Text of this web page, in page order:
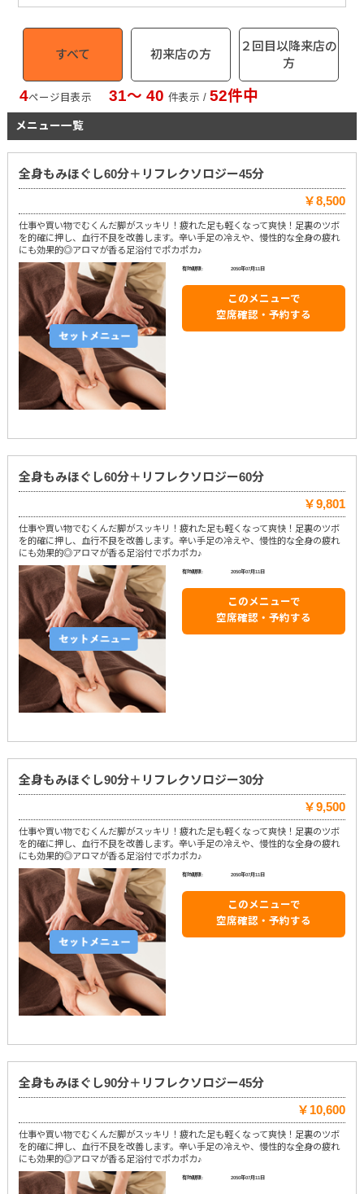
すべて 初来店の方
２回目以降来店の
方
4ページ目表示 31〜 40 件表示 / 52件中
メニュー一覧
全身もみほぐし60分＋リフレクソロジー45分
￥8,500
仕事や買い物でむくんだ脚がスッキリ！疲れた足も軽くなって爽快！足裏のツボ
を的確に押し、血行不良を改善します。辛い手足の冷えや、慢性的な全身の疲れ
にも効果的◎アロマが香る足浴付でポカポカ♪
有効期限: 2050年07月11日
このメニューで
空席確認・予約する
全身もみほぐし60分＋リフレクソロジー60分
￥9,801
仕事や買い物でむくんだ脚がスッキリ！疲れた足も軽くなって爽快！足裏のツボ
を的確に押し、血行不良を改善します。辛い手足の冷えや、慢性的な全身の疲れ
にも効果的◎アロマが香る足浴付でポカポカ♪
有効期限: 2050年07月11日
このメニューで
空席確認・予約する
全身もみほぐし90分＋リフレクソロジー30分
￥9,500
仕事や買い物でむくんだ脚がスッキリ！疲れた足も軽くなって爽快！足裏のツボ
を的確に押し、血行不良を改善します。辛い手足の冷えや、慢性的な全身の疲れ
にも効果的◎アロマが香る足浴付でポカポカ♪
有効期限: 2050年07月11日
このメニューで
空席確認・予約する
全身もみほぐし90分＋リフレクソロジー45分
￥10,600
仕事や買い物でむくんだ脚がスッキリ！疲れた足も軽くなって爽快！足裏のツボ
を的確に押し、血行不良を改善します。辛い手足の冷えや、慢性的な全身の疲れ
にも効果的◎アロマが香る足浴付でポカポカ♪
有効期限: 2050年07月11日